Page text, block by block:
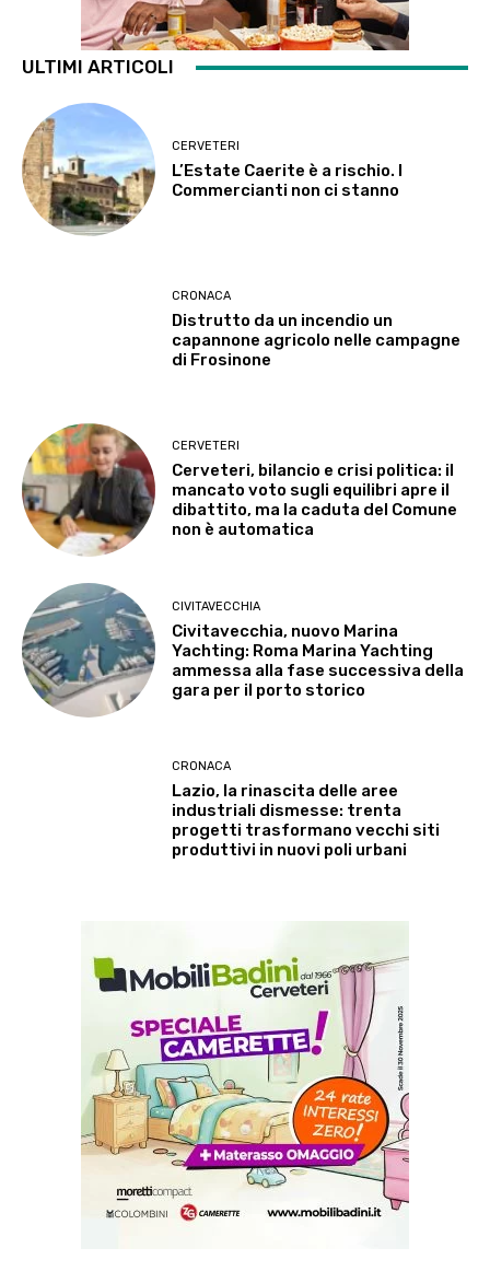
ULTIMI ARTICOLI
CERVETERI
L’Estate Caerite è a rischio. I
Commercianti non ci stanno
CRONACA
Distrutto da un incendio un
capannone agricolo nelle campagne
di Frosinone
CERVETERI
Cerveteri, bilancio e crisi politica: il
mancato voto sugli equilibri apre il
dibattito, ma la caduta del Comune
non è automatica
CIVITAVECCHIA
Civitavecchia, nuovo Marina
Yachting: Roma Marina Yachting
ammessa alla fase successiva della
gara per il porto storico
CRONACA
Lazio, la rinascita delle aree
industriali dismesse: trenta
progetti trasformano vecchi siti
produttivi in nuovi poli urbani